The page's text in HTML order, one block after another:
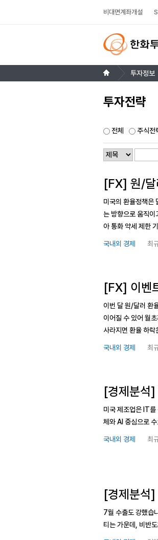
비대면계좌개설
투자정보
투자전략
전체 주식전
[FX] 원/달
미국의 환율정책은
는 방향으로 움직
아 통화 약세 제한
국내외 경제 최
[FX] 이벤
이번 달 원/달러 환
이어질 수 있어 월
사라지면 환율 하락
국내외 경제 최
[경제분석
미국 제조업은 IT를
체와 AI 중심으로
국내외 경제 최
[경제분석]
7월 수출도 강했습
티는 가운데, 비반